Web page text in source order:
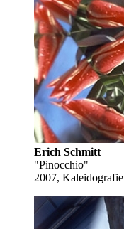
Erich Schmitt
"Pinocchio"
2007, Kaleidografie